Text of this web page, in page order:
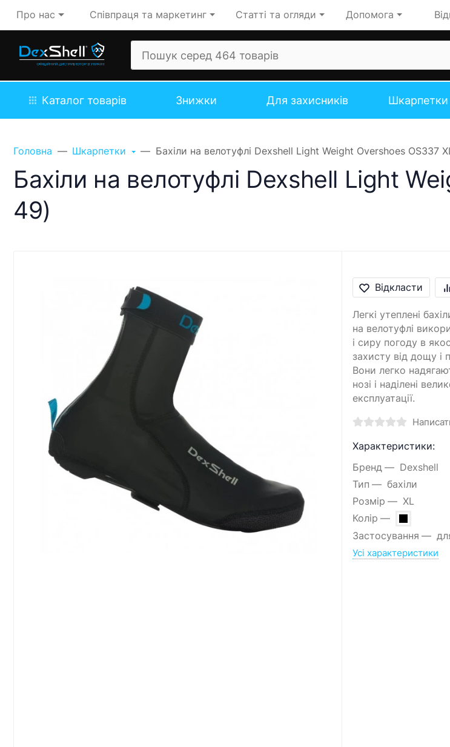
Про нас Співпраця та маркетинг Статті та огляди Допомога
Каталог товарів Знижки Для захисників Шкарпетки
Головна Шкарпетки Бахіли на велотуфлі Dexshell Light Weight Overshoes OS337
Бахіли на велотуфлі Dexshell Light
49)
Відкласти
Легкі утеплені
на велотуфлі
і сиру погоду в
захисту від дощу і
Вони легко
нозі і наділені
експлуатації.
Характеристики:
Бренд
Dexshell
Тип
бахіли
Розмір
XL
Колір
Застосування
Усі характеристики